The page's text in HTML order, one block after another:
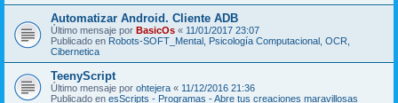
Automatizar Android. Cliente ADB
Último mensaje por BasicOs « 11/01/2017 23:07
Publicado en Robots-SOFT_Mental, Psicología Computacional, OCR,
Cibernetica
TeenyScript
Último mensaje por ohtejera « 11/12/2016 21:36
Publicado en esScripts - Programas - Abre tus creaciones maravillosas